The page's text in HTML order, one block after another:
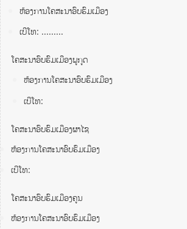
ຫ້ອງການໂຄສະນາອົບຮົມເມືອງ
ເບີໂທ: .........
ໂຄສະນາອົບຮົມເມືອງພູກູດ
ຫ້ອງການໂຄສະນາອົບຮົມເມືອງ
ເບີໂທ:
ໂຄສະນາອົບຮົມເມືອງຜາໄຊ
ຫ້ອງການໂຄສະນາອົບຮົມເມືອງ
ເບີໂທ:
ໂຄສະນາອົບຮົມເມືອງຄູນ
ຫ້ອງການໂຄສະນາອົບຮົມເມືອງ